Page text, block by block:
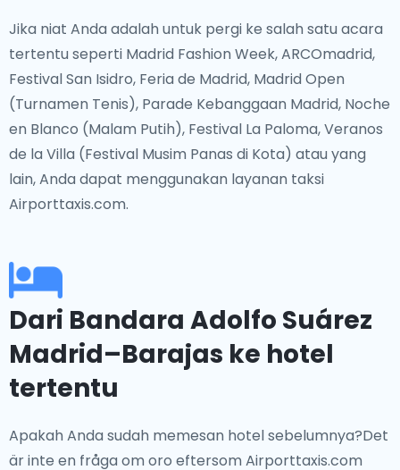
Jika niat Anda adalah untuk pergi ke salah satu acara
tertentu seperti Madrid Fashion Week, ARCOmadrid,
Festival San Isidro, Feria de Madrid, Madrid Open
(Turnamen Tenis), Parade Kebanggaan Madrid, Noche
en Blanco (Malam Putih), Festival La Paloma, Veranos
de la Villa (Festival Musim Panas di Kota) atau yang
lain, Anda dapat menggunakan layanan taksi
Airporttaxis.com.
Dari Bandara Adolfo Suárez
Madrid–Barajas ke hotel
tertentu
Apakah Anda sudah memesan hotel sebelumnya?Det
är inte en fråga om oro eftersom Airporttaxis.com